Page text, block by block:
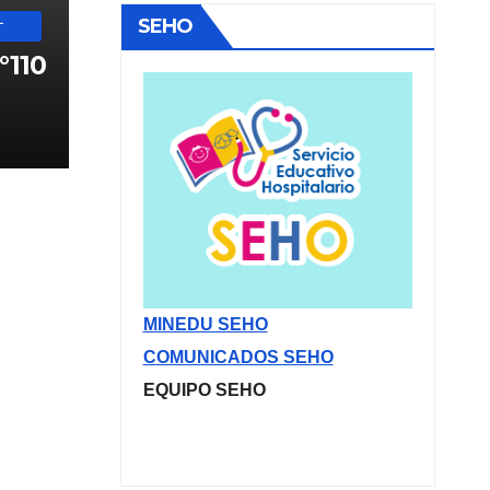
SEHO
MINEDU SEHO
COMUNICADOS SEHO
EQUIPO SEHO